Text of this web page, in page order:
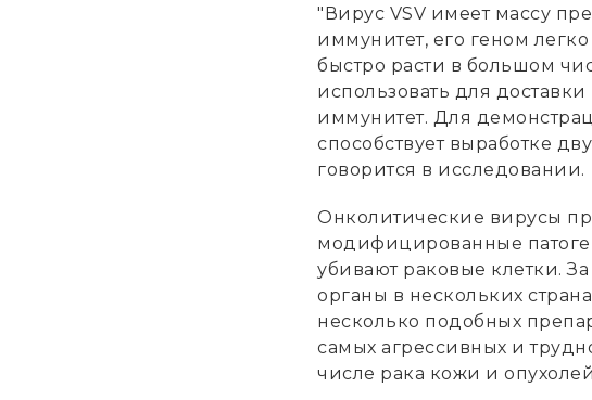
"Вирус VSV имеет массу
иммунитет, его геном
быстро расти в большом
использовать для
иммунитет. Для
способствует выработке
говорится в исследовании.
Онколитические вирусы
модифицированные
убивают раковые клетки.
органы в нескольких
несколько подобных
самых агрессивных и
числе рака кожи и